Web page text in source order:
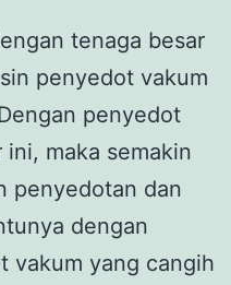
tenaga besar
penyedot vakum
penyedot
maka semakin
penyedotan dan
dengan
vakum yang cangih